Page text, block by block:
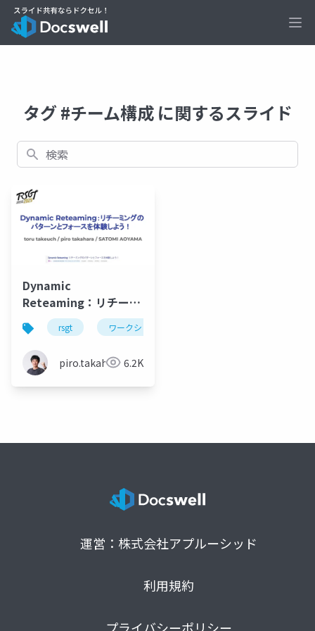
タグ #チーム構成 に関するスライド
検索
Dynamic
Reteaming：リチーミ
ングのパターンとフォ
ースを体験しよう！-
RSGT2025 ワークショ
ップ
rsgt ワークショップ
piro.takahara 6.2K
運営：株式会社アプルーシッド
利用規約
プライバシーポリシー